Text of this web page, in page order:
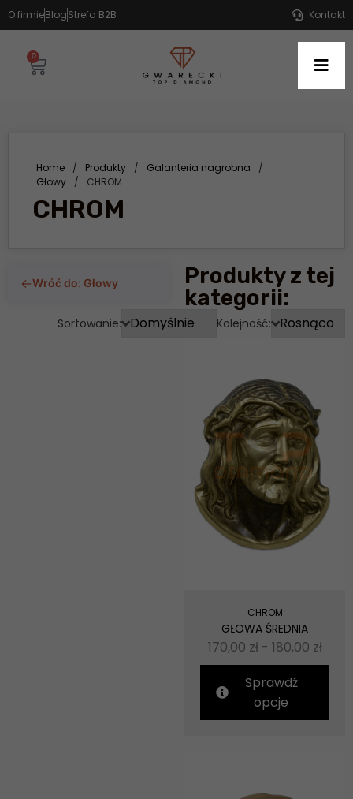
O firmieBlogStrefa B2B Kontakt
0
Home / Produkty / Galanteria nagrobna
/
Głowy
/ CHROM
CHROM
←Wróć do: Głowy
Produkty z tej
kategorii:
Sortowanie: Kolejność:
CHROM
GŁOWA ŚREDNIA
170,00 zł - 180,00 zł
Sprawdź
opcje